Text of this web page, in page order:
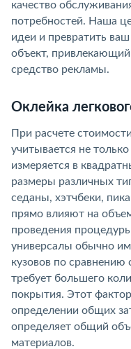
качество
потребностей. Наша
идеи и превратить
объект,
средство рекламы.
Оклейка
При расчете
учитывается не
измеряется в
размеры различных
седаны, хэтчбеки,
прямо влияют на
проведения
универсалы обычно
кузовов по сравнению
требует большего
покрытия. Этот
определении общих
определяет общий
материалов.